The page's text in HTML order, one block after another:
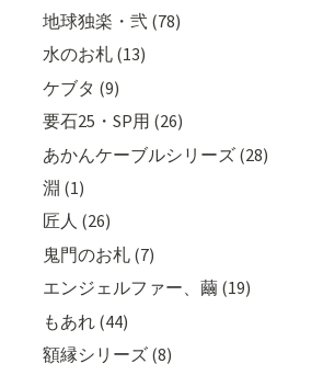
地球独楽・弐 (78)
水のお札 (13)
ケブタ (9)
要石25・SP用 (26)
あかんケーブルシリーズ (28)
淵 (1)
匠人 (26)
鬼門のお札 (7)
エンジェルファー、繭 (19)
もあれ (44)
額縁シリーズ (8)